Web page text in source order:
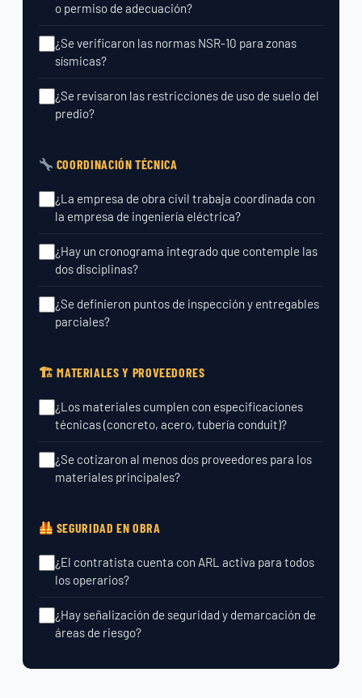
o permiso de adecuación?
¿Se verificaron las normas NSR-10 para zonas
sísmicas?
¿Se revisaron las restricciones de uso de suelo del
predio?
COORDINACIÓN TÉCNICA
¿La empresa de obra civil trabaja coordinada con
la empresa de ingeniería eléctrica?
¿Hay un cronograma integrado que contemple las
dos disciplinas?
¿Se definieron puntos de inspección y entregables
parciales?
🏗 MATERIALES Y PROVEEDORES
¿Los materiales cumplen con especificaciones
técnicas (concreto, acero, tubería conduit)?
¿Se cotizaron al menos dos proveedores para los
materiales principales?
SEGURIDAD EN OBRA
¿El contratista cuenta con ARL activa para todos
los operarios?
¿Hay señalización de seguridad y demarcación de
áreas de riesgo?